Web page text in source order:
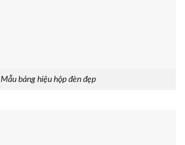
Mẫu bảng hiệu hộp đèn đẹp